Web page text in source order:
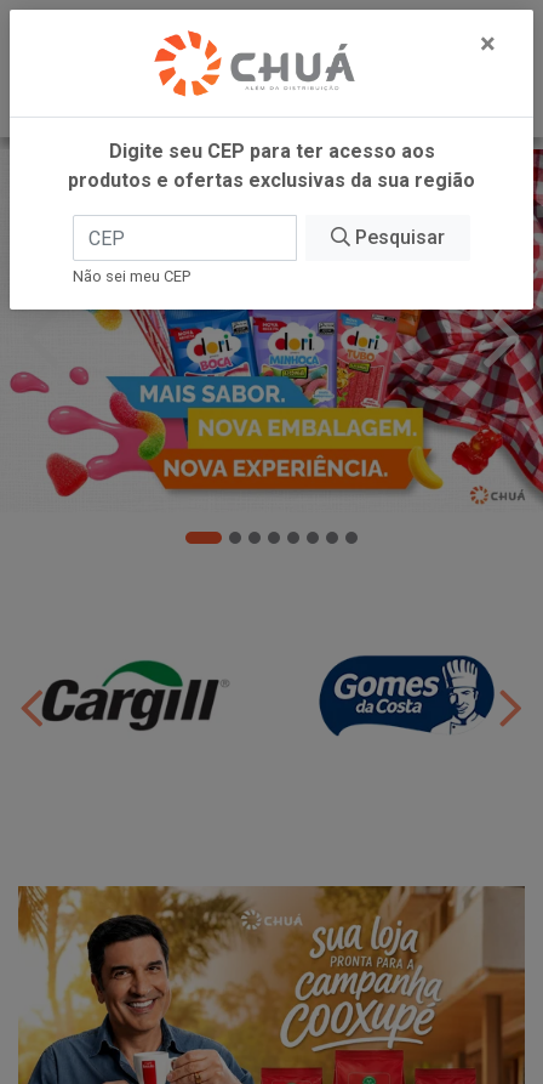
×
Digite seu CEP para ter acesso aos
produtos e ofertas exclusivas da sua região
Pesquisar
Não sei meu CEP